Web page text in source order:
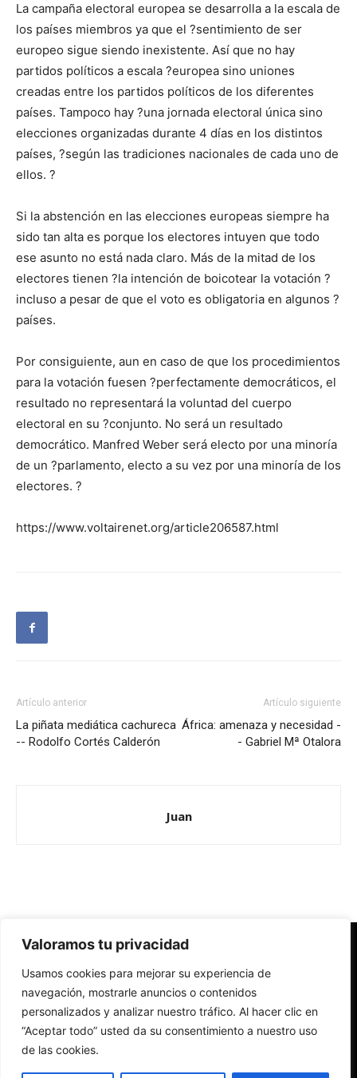
Valoramos tu privacidad
Usamos cookies para mejorar su experiencia de
navegación, mostrarle anuncios o contenidos
personalizados y analizar nuestro tráfico. Al hacer clic en
“Aceptar todo” usted da su consentimiento a nuestro uso
de las cookies.
La campaña electoral europea se desarrolla a la escala de
los países miembros ya que el ?sentimiento de ser
europeo sigue siendo inexistente. Así que no hay
partidos políticos a escala ?europea sino uniones
creadas entre los partidos políticos de los diferentes
países. Tampoco hay ?una jornada electoral única sino
elecciones organizadas durante 4 días en los distintos
países, ?según las tradiciones nacionales de cada uno de
ellos. ?
Si la abstención en las elecciones europeas siempre ha
sido tan alta es porque los electores intuyen que todo
ese asunto no está nada claro. Más de la mitad de los
electores tienen ?la intención de boicotear la votación ?
incluso a pesar de que el voto es obligatoria en algunos ?
países.
Por consiguiente, aun en caso de que los procedimientos
para la votación fuesen ?perfectamente democráticos, el
resultado no representará la voluntad del cuerpo
electoral en su ?conjunto. No será un resultado
democrático. Manfred Weber será electo por una minoría
de un ?parlamento, electo a su vez por una minoría de los
electores. ?
https://www.voltairenet.org/article206587.html
Artículo anterior
La piñata mediática cachureca
-- Rodolfo Cortés Calderón
Artículo siguiente
África: amenaza y necesidad -
- Gabriel Mª Otalora
Juan
Redes Cristianas
Una mirada alternativa sobre la Iglesia católica y la sociedad
- Colectivos de Redes Cristianas